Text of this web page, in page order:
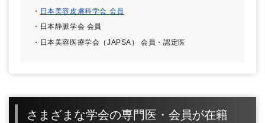
日本美容皮膚科学会 会員
日本静脈学会 会員
日本美容医療学会（JAPSA） 会員・認定医
さまざまな学会の専門医・会員が在籍